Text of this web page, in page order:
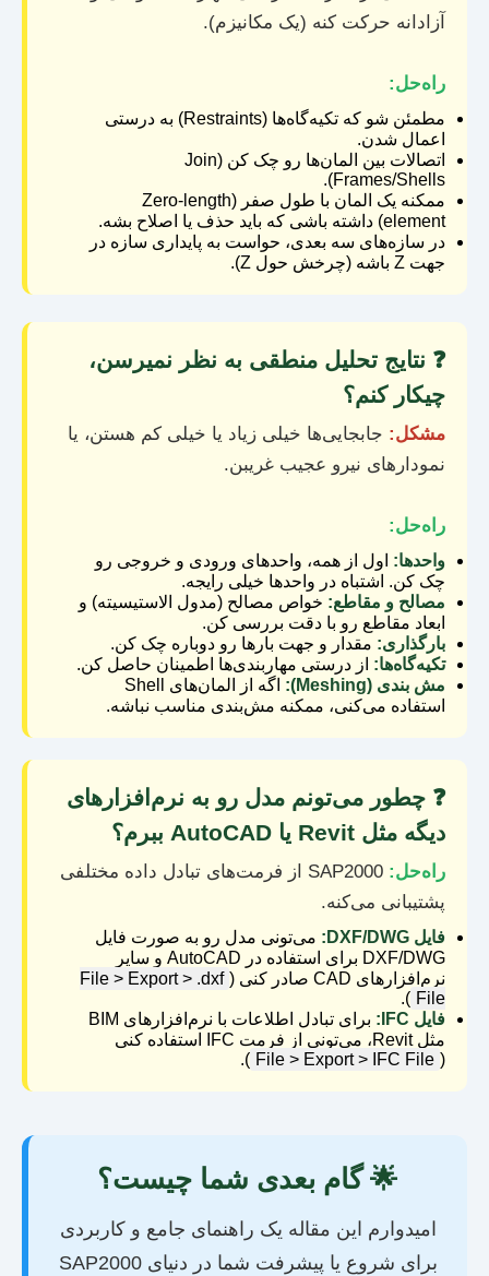
آزادانه حرکت کنه (یک مکانیزم).
راه‌حل:
مطمئن شو که تکیه‌گاه‌ها (Restraints) به درستی
اعمال شدن.
اتصالات بین المان‌ها رو چک کن (Join
Frames/Shells).
ممکنه یک المان با طول صفر (Zero-length
element) داشته باشی که باید حذف یا اصلاح بشه.
در سازه‌های سه بعدی، حواست به پایداری سازه در
جهت Z باشه (چرخش حول Z).
❓ نتایج تحلیل منطقی به نظر نمیرسن،
چیکار کنم؟
مشکل: جابجایی‌ها خیلی زیاد یا خیلی کم هستن، یا
نمودارهای نیرو عجیب غریبن.
راه‌حل:
واحدها: اول از همه، واحدهای ورودی و خروجی رو
چک کن. اشتباه در واحدها خیلی رایجه.
مصالح و مقاطع: خواص مصالح (مدول الاستیسیته) و
ابعاد مقاطع رو با دقت بررسی کن.
بارگذاری: مقدار و جهت بارها رو دوباره چک کن.
تکیه‌گاه‌ها: از درستی مهاربندی‌ها اطمینان حاصل کن.
مش بندی (Meshing):
اگه از المان‌های Shell
استفاده می‌کنی، ممکنه مش‌بندی مناسب نباشه.
❓ چطور می‌تونم مدل رو به نرم‌افزارهای
دیگه مثل Revit یا AutoCAD ببرم؟
راه‌حل:
SAP2000 از فرمت‌های تبادل داده مختلفی
پشتیبانی می‌کنه.
فایل DXF/DWG:
می‌تونی مدل رو به صورت فایل
DXF/DWG برای استفاده در AutoCAD و سایر
نرم‌افزارهای CAD صادر کنی (
File > Export > .dxf
File
).
فایل IFC:
برای تبادل اطلاعات با نرم‌افزارهای BIM
مثل Revit، می‌تونی از فرمت IFC استفاده کنی
(
File > Export > IFC File
).
🌟 گام بعدی شما چیست؟
امیدوارم این مقاله یک راهنمای جامع و کاربردی
برای شروع یا پیشرفت شما در دنیای SAP2000